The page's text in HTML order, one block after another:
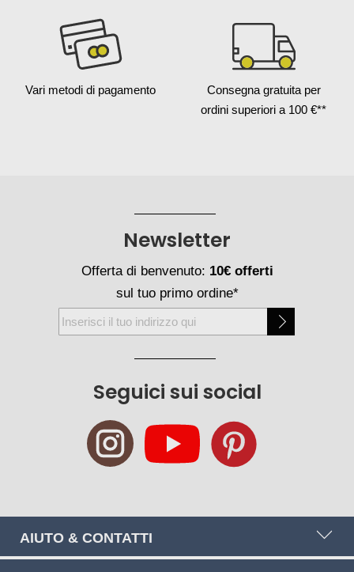
Vari metodi di pagamento Consegna gratuita per
ordini superiori a 100 €**
Seguici sui social
Newsletter
Offerta di benvenuto: 10€ offerti
sul tuo primo ordine*
Iscriviti
alla
AIUTO & CONTATTI